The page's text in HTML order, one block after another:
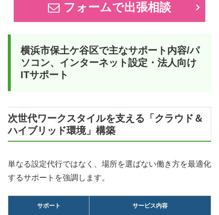
フォームで出張相談
横浜市保土ケ谷区で主なサポート内容/パ
ソコン、インターネット設定・法人向け
ITサポート
次世代ワークスタイルを支える「クラウド＆
ハイブリッド環境」構築
単なる設定代行ではなく、場所を選ばない働き方を最適化
するサポートを強調します。
サポート サービス内容